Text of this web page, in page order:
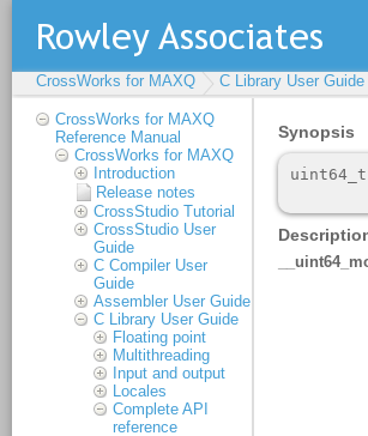
CrossWorks for MAXQ C Library User Guide
CrossWorks for MAXQ
Reference Manual
CrossWorks for MAXQ
Introduction
Release notes
CrossStudio Tutorial
CrossStudio User
Guide
C Compiler User
Guide
Assembler User Guide
C Library User Guide
Floating point
Multithreading
Input and output
Locales
Complete API
reference